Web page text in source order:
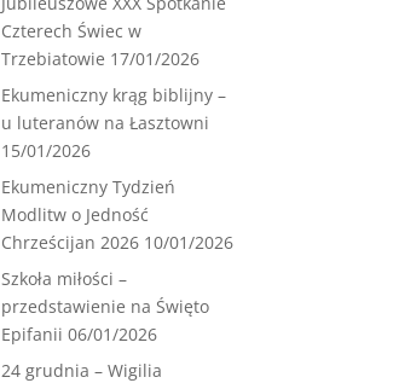
Czterech Świec w
Trzebiatowie 17/01/2026
Ekumeniczny krąg biblijny –
u luteranów na Łasztowni
15/01/2026
Ekumeniczny Tydzień
Modlitw o Jedność
Chrześcijan 2026 10/01/2026
Szkoła miłości –
przedstawienie na Święto
Epifanii 06/01/2026
24 grudnia – Wigilia